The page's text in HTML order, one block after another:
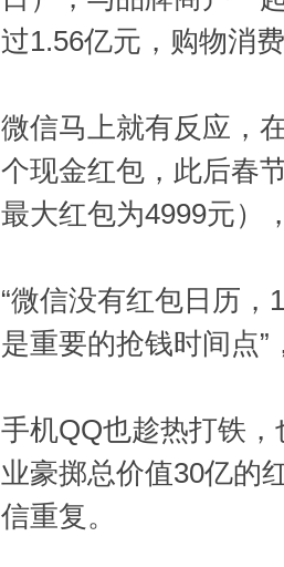
过1.56亿元，购物消
微信马上就有反应，
个现金红包，此后春
最大红包为4999元）
“微信没有红包日历
是重要的抢钱时间点
手机QQ也趁热打铁
业豪掷总价值30亿的
信重复。